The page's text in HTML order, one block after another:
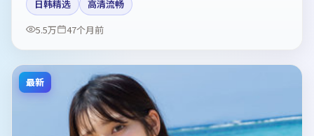
片方资料为准。
日韩精选
高清流畅
5.5万
47个月前
最新